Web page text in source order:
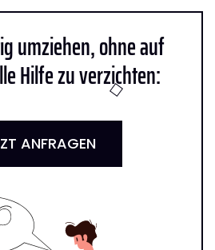
umziehen, ohne auf
Hilfe zu verzichten:
ANFRAGEN